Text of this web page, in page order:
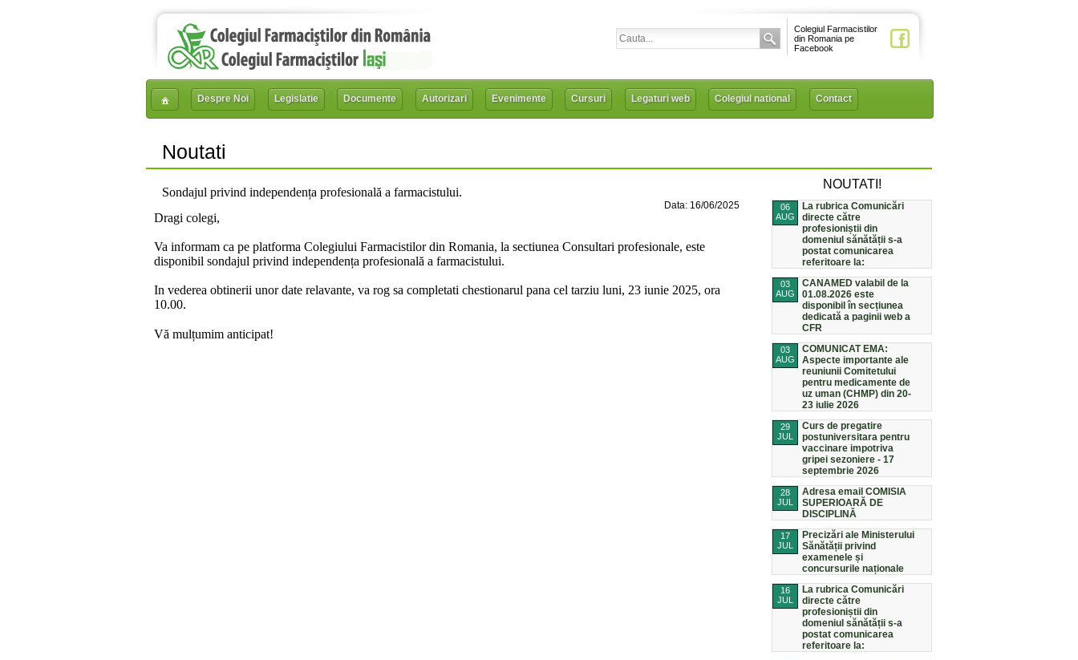
Colegiul Farmacistilor
din Romania pe
Facebook
Despre Noi Legislatie Documente Autorizari Evenimente Cursuri Legaturi web Colegiul national Contact
Noutati
Sondajul privind independența profesională a farmacistului.
Data: 16/06/2025
Dragi colegi,
Va informam ca pe platforma Colegiului Farmacistilor din Romania, la sectiunea Consultari profesionale, este
disponibil sondajul privind independența profesională a farmacistului.
In vederea obtinerii unor date relavante, va rog sa completati chestionarul pana cel tarziu luni, 23 iunie 2025, ora
10.00.
Vă mulțumim anticipat!
NOUTATI!
06
AUG
La rubrica Comunicări
directe către
profesioniștii din
domeniul sănătății s-a
postat comunicarea
referitoare la:
03
AUG
CANAMED valabil de la
01.08.2026 este
disponibil în secțiunea
dedicată a paginii web a
CFR
03
AUG
COMUNICAT EMA:
Aspecte importante ale
reuniunii Comitetului
pentru medicamente de
uz uman (CHMP) din 20-
23 iulie 2026
29
JUL
Curs de pregatire
postuniversitara pentru
vaccinare impotriva
gripei sezoniere - 17
septembrie 2026
28
JUL
Adresa email COMISIA
SUPERIOARĂ DE
DISCIPLINĂ
17
JUL
Precizări ale Ministerului
Sănătății privind
examenele și
concursurile naționale
16
JUL
La rubrica Comunicări
directe către
profesioniștii din
domeniul sănătății s-a
postat comunicarea
referitoare la: